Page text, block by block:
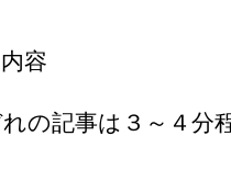
容
の記事は３～４分